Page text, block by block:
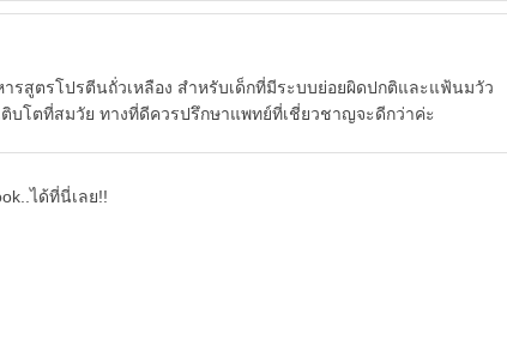
รสูตรโปรตีนถั่วเหลือง สำหรับเด็กที่มีระบบย่อยผิดปกติและแฟ้นมวัว
บโตที่สมวัย ทางที่ดีควรปรึกษาแพทย์ที่เชี่ยวชาญจะดีกว่าค่ะ
ได้ที่นี่เลย!!